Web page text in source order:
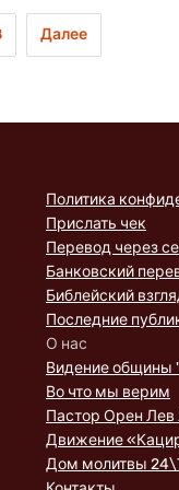
Далее
Политика
Прислать чек
Перевод через
Банковский
Библейский
Последние
О нас
Видение общины
Во что мы верим
Пастор Орен Лев
Движение
Дом молитвы